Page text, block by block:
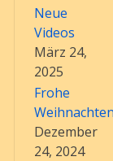
Neue
Videos
März 24,
2025
Frohe
Dezember
24, 2024